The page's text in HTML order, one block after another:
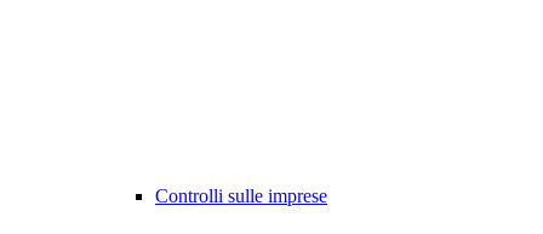
Controlli sulle imprese